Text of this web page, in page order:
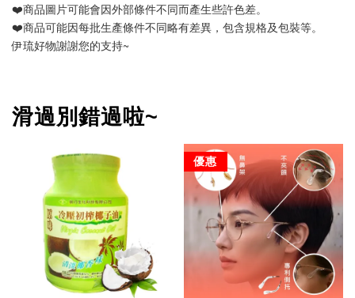
❤️商品圖片可能會因外部條件不同而產生些許色差。
❤️商品可能因每批生產條件不同略有差異，包含規格及包裝等。
伊琉好物謝謝您的支持~
滑過別錯過啦~
優惠